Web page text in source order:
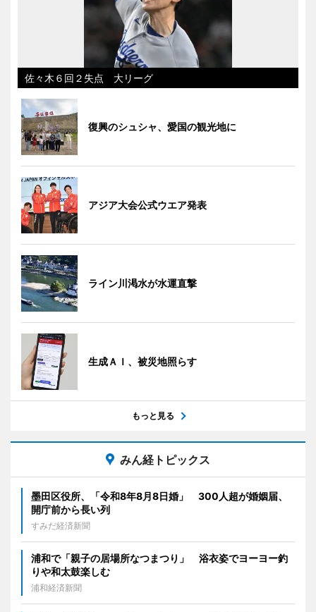
佐々木６回２失点 大リーグ
復興のシュシャ、愛国の観光地に
アジア大会公式ウエア発表
ライン川渇水が水運直撃
生成ＡＩ、被災地照らす
もっと見る
みん経トピックス
墨田区役所、「令和8年8月8日婚」 300人超が婚姻届、
開庁前から長い列
すみだ経済新聞
浦和で「親子の居場所なつまつり」 浴衣姿でヨーヨー釣
りや和太鼓楽しむ
浦和経済新聞